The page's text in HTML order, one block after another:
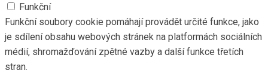
Funkční
Funkční soubory cookie pomáhají provádět určité funkce, jako
je sdílení obsahu webových stránek na platformách sociálních
médií, shromažďování zpětné vazby a další funkce třetích
stran.